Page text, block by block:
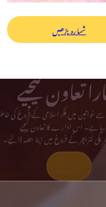
شمارہ پڑھیں
تعاون کیجیے
سے خواتین میں فکر اسلامی کے فروغ
ہے۔ اس ادارے کا تعاون کیجیے
لٹریچر کے فروغ میں اپنا حصہ ڈالیے۔